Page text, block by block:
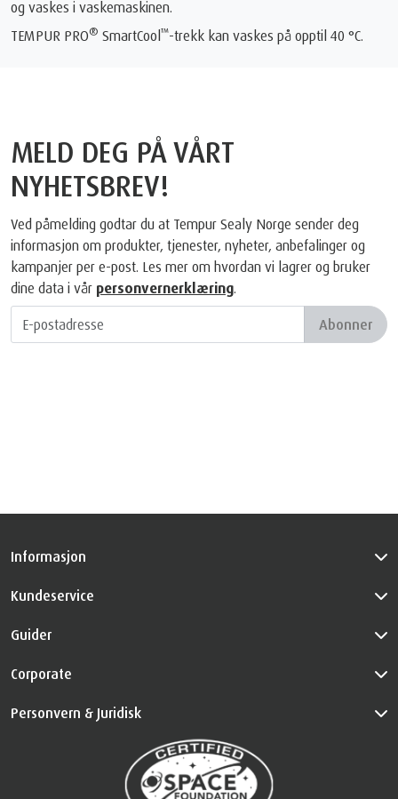
og vaskes i vaskemaskinen.
TEMPUR PRO® SmartCool™-trekk kan vaskes på opptil 40 °C.
MELD DEG PÅ VÅRT
NYHETSBREV!
Ved påmelding godtar du at Tempur Sealy Norge sender deg
informasjon om produkter, tjenester, nyheter, anbefalinger og
kampanjer per e-post. Les mer om hvordan vi lagrer og bruker
dine data i vår personvernerklæring.
Abonner
Informasjon
Kundeservice
Guider
Corporate
Personvern & Juridisk